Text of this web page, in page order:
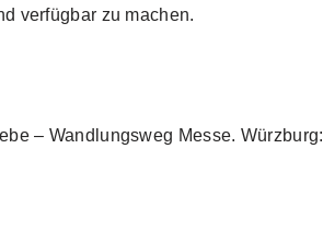
verfügbar zu machen.
– Wandlungsweg Messe. Würzburg: